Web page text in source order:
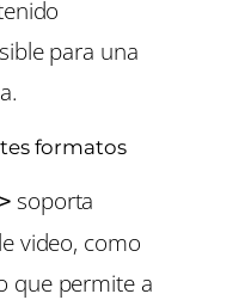
para una
formatos
soporta
video, como
que permite a